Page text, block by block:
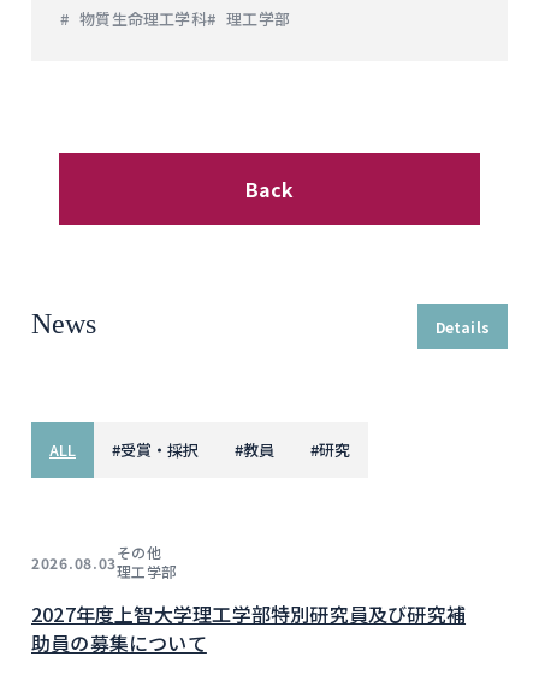
物質生命理工学科 理工学部
Back
News Details
ALL #受賞・採択 #教員 #研究
2026.08.03その他
理工学部
2027年度上智大学理工学部特別研究員及び研究補
助員の募集について